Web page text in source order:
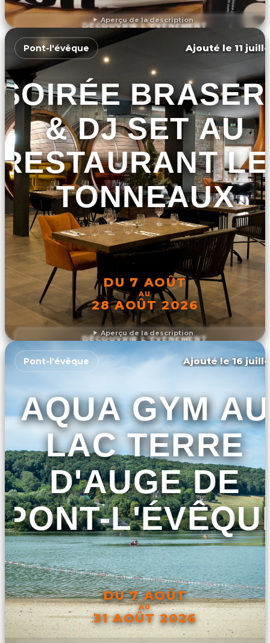
Aperçu de la description
DÉCOUVRIR L'ÉVÉNEMENT
Aperçu de la description
Pont-l'évêque Ajouté le 11
SOIRÉE
& DJ SET AU
RESTAURANT
TONNEAUX
DU 7 AOÛT
AU
28 AOÛT 2026
DÉCOUVRIR L'ÉVÉNEMENT
Pont-l'évêque Ajouté le 16
AQUA GYM AU
LAC TERRE
D'AUGE DE
PONT-
DU 7 AOÛT
AU
31 AOÛT 2026